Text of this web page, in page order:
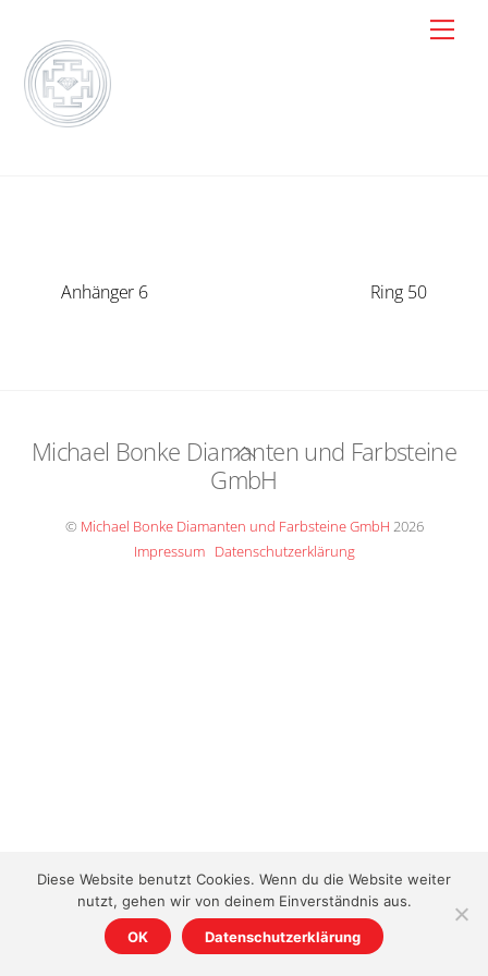
content
Anhänger 6 Ring 50
Back
To
Michael Bonke Diamanten und Farbsteine
GmbH
© Michael Bonke Diamanten und Farbsteine GmbH 2026
Impressum Datenschutzerklärung
Diese Website benutzt Cookies. Wenn du die Website weiter
nutzt, gehen wir von deinem Einverständnis aus.
OK Datenschutzerklärung